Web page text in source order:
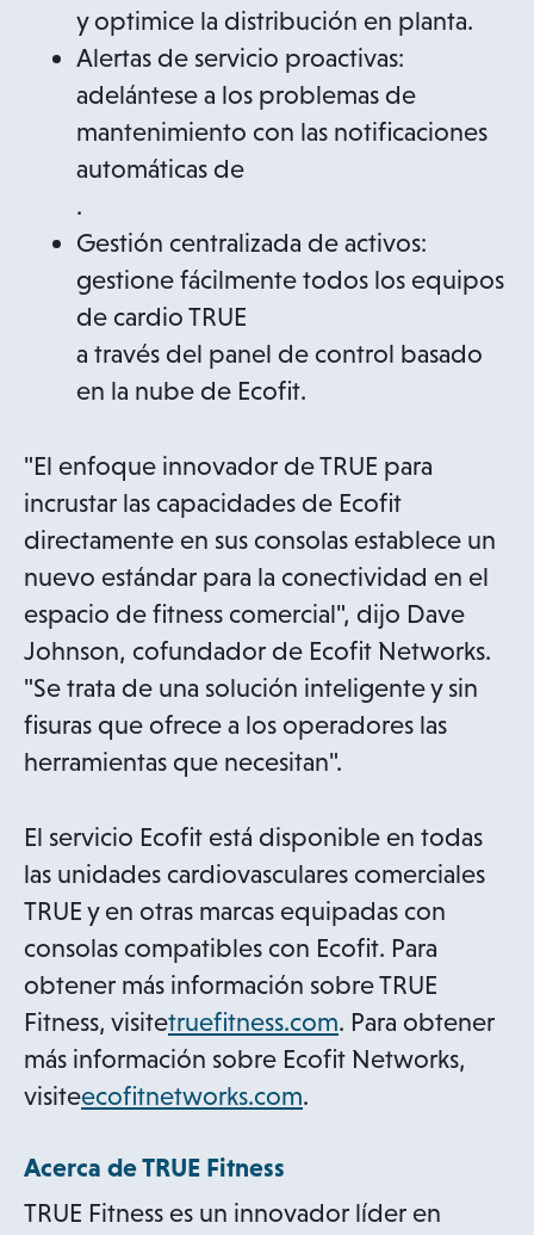
y optimice la distribución en planta.
Alertas de servicio proactivas:
adelántese a los problemas de
mantenimiento con las notificaciones
automáticas de
.
Gestión centralizada de activos:
gestione fácilmente todos los equipos
de cardio TRUE
a través del panel de control basado
en la nube de Ecofit.
"El enfoque innovador de TRUE para
incrustar las capacidades de Ecofit
directamente en sus consolas establece un
nuevo estándar para la conectividad en el
espacio de fitness comercial", dijo Dave
Johnson, cofundador de Ecofit Networks.
"Se trata de una solución inteligente y sin
fisuras que ofrece a los operadores las
herramientas que necesitan".
El servicio Ecofit está disponible en todas
las unidades cardiovasculares comerciales
TRUE y en otras marcas equipadas con
consolas compatibles con Ecofit. Para
obtener más información sobre TRUE
Fitness, visitetruefitness.como
p
i
. Para obtener
más información sobre Ecofit Networks,
visiteecofitnetworks.como
n
.
Acerca de TRUE Fitness
TRUE Fitness es un innovador líder en